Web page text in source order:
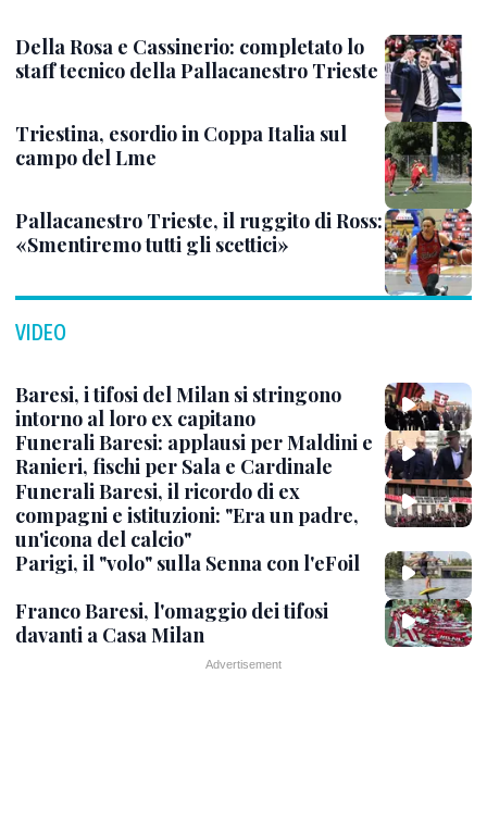
Della Rosa e Cassinerio: completato lo
staff tecnico della Pallacanestro Trieste
Triestina, esordio in Coppa Italia sul
campo del Lme
Pallacanestro Trieste, il ruggito di Ross:
«Smentiremo tutti gli scettici»
VIDEO
Baresi, i tifosi del Milan si stringono
intorno al loro ex capitano
Funerali Baresi: applausi per Maldini e
Ranieri, fischi per Sala e Cardinale
Funerali Baresi, il ricordo di ex
compagni e istituzioni: "Era un padre,
un'icona del calcio"
Parigi, il "volo" sulla Senna con l'eFoil
Franco Baresi, l'omaggio dei tifosi
davanti a Casa Milan